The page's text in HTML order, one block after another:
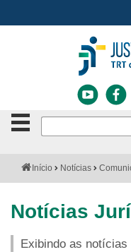
Ir para
Botão
de
clique
ou
Notícias
Serviços
Jurisprudência
VocêInício Notícias
Notícias
Exibindo as notícias